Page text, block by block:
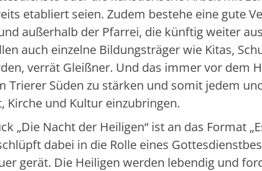
etabliert seien. Zudem bestehe eine gute
außerhalb der Pfarrei, die künftig weiter
auch einzelne Bildungsträger wie Kitas,
verrät Gleißner. Und das immer vor dem
Trierer Süden zu stärken und somit jedem
Kirche und Kultur einzubringen.
„Die Nacht der Heiligen“ ist an das Format
dabei in die Rolle eines
gerät. Die Heiligen werden lebendig und